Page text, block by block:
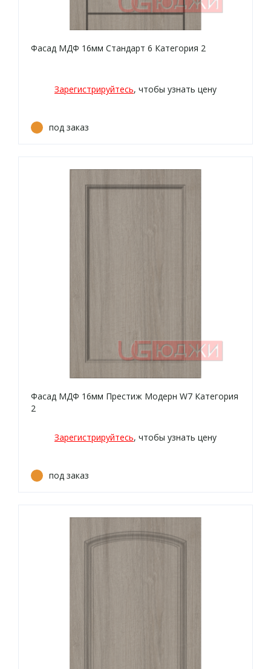
Фасад МДФ 16мм Стандарт 6 Категория 2
Зарегистрируйтесь, чтобы узнать цену
под заказ
Фасад МДФ 16мм Престиж Модерн W7 Категория
2
Зарегистрируйтесь, чтобы узнать цену
под заказ